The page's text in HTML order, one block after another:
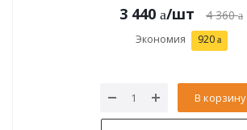
3 440 /шт 4 360
Экономия 920
В корзину